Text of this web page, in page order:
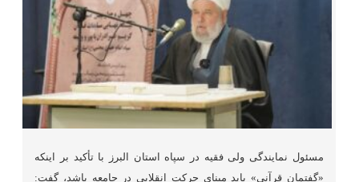
مسئول نمایندگی ولی فقیه در سپاه استان البرز با تأکید بر اینکه
«گفتمان قرآنی» باید مبنای حرکت انقلابی در جامعه باشد، گفت: